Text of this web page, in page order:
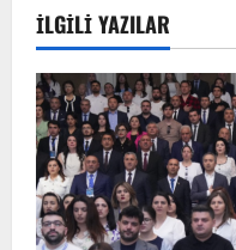
İLGILI YAZILAR